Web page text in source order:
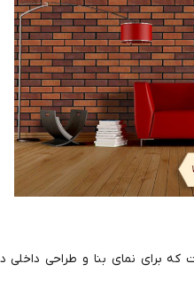
که برای نمای بنا و طراحی داخلی